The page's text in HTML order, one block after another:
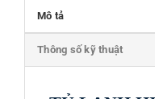
Mô tả
Thông số kỹ thuật